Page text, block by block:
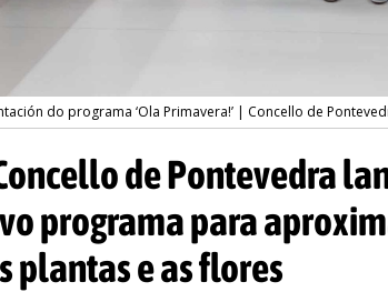
do programa ‘Ola Primavera!’ | Concello de
de Pontevedra
programa para
plantas e as flores